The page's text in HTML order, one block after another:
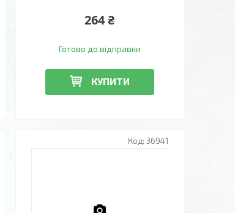
264 ₴
Готово до відправки
КУПИТИ
36941